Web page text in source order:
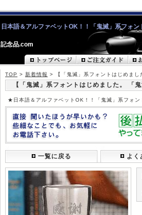
日本語＆アルファベットOK！！「鬼滅」系フォン
記念品.com
TOP > 新着情報 > 【「鬼滅」系フォントはじめまし
【「鬼滅」系フォントはじめました。 「
★日本語＆アルファベットOK！！「鬼滅」系フォン
一覧に戻る よく